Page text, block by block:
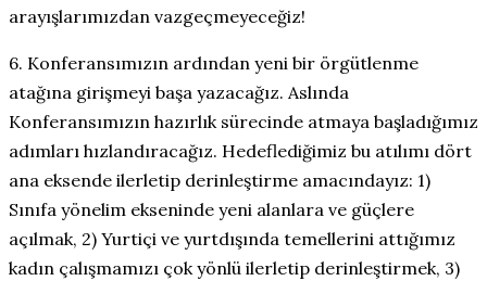
arayışlarımızdan vazgeçmeyeceğiz!
6. Konferansımızın ardından yeni bir örgütlenme
atağına girişmeyi başa yazacağız. Aslında
Konferansımızın hazırlık sürecinde atmaya başladığımız
adımları hızlandıracağız. Hedeflediğimiz bu atılımı dört
ana eksende ilerletip derinleştirme amacındayız: 1)
Sınıfa yönelim ekseninde yeni alanlara ve güçlere
açılmak, 2) Yurtiçi ve yurtdışında temellerini attığımız
kadın çalışmamızı çok yönlü ilerletip derinleştirmek, 3)